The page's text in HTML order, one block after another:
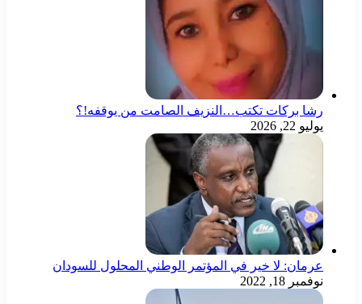
رشا بركات تكتب…النزيف الصامت من يوقفه!؟
يوليو 22, 2026
عرمان: لا خير في المؤتمر الوطني المحلول للسودان
نوفمبر 18, 2022